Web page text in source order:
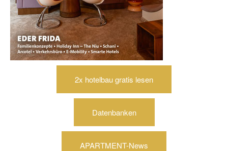
2x hotelbau gratis lesen
Datenbanken
APARTMENT-News